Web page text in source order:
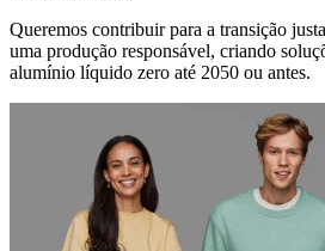
Queremos contribuir para a transição
uma produção responsável, criando
alumínio líquido zero até 2050 ou antes.